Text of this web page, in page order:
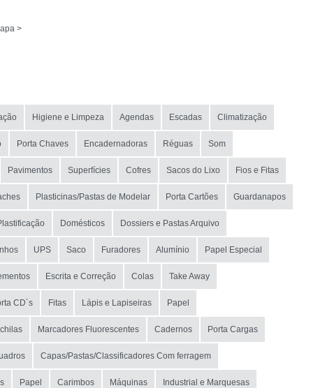
>
Higiene e Limpeza Agendas Escadas Climatização
Porta Chaves Encadernadoras Réguas Som
Pavimentos Superfícies Cofres Sacos do Lixo Fios e Fitas
Plasticinas/Pastas de Modelar Porta Cartões Guardanapos
Domésticos Dossiers e Pastas Arquivo
UPS Saco Furadores Alumínio Papel Especial
Escrita e Correção Colas Take Away
CD´s Fitas Lápis e Lapiseiras Papel
Marcadores Fluorescentes Cadernos Porta Cargas
Capas/Pastas/Classificadores Com ferragem
Papel Carimbos Máquinas Industrial e Marquesas